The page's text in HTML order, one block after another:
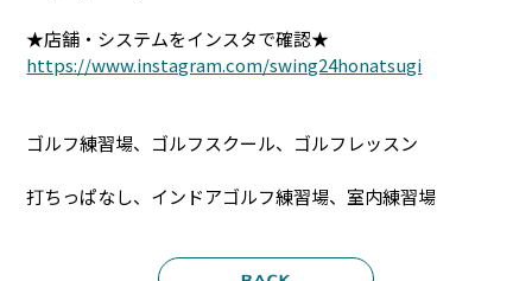
★店舗・システムをインスタで確認★
https://www.instagram.com/swing24honatsugi
ゴルフ練習場、ゴルフスクール、ゴルフレッスン
打ちっぱなし、インドアゴルフ練習場、室内練習場